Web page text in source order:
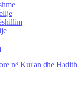
në Kur'an dhe Hadith